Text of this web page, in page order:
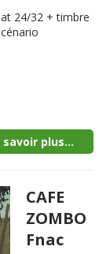
24/32 + timbre
savoir plus...
CAFE
ZOMBO
Fnac